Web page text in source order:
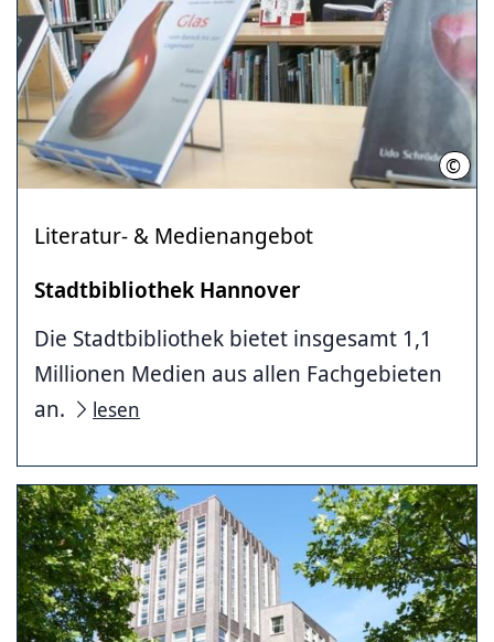
©
Literatur- & Medienangebot
Stadtbibliothek Hannover
Die Stadtbibliothek bietet insgesamt 1,1
Millionen Medien aus allen Fachgebieten
an.
lesen